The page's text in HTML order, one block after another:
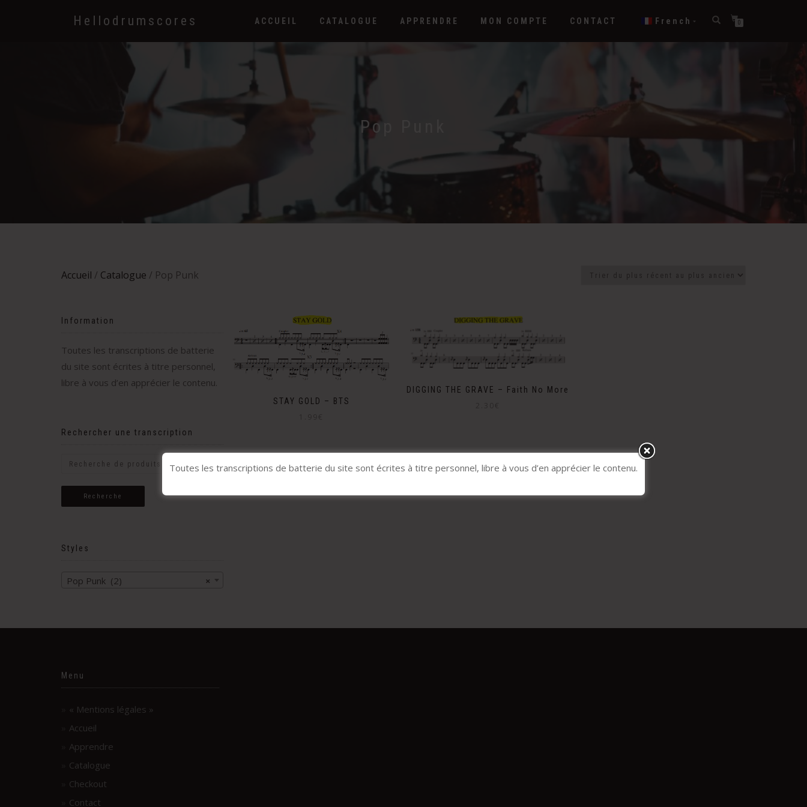
Hellodrumscores ACCUEIL CATALOGUE APPRENDRE MON COMPTE CONTACT French 0
Pop Punk
Accueil / Catalogue / Pop Punk
STAY GOLD – BTS
DIGGING THE GRAVE – Faith No More
Information
Toutes les transcriptions de batterie
du site sont écrites à titre personnel,
libre à vous d’en apprécier le contenu.
Rechercher une transcription
Recherche
Styles
×
Pop Punk (2)
Menu
« Mentions légales »
Accueil
Apprendre
Catalogue
Checkout
Contact
Toutes les transcriptions de batterie du site sont écrites à titre personnel, libre à vous d’en apprécier le contenu.